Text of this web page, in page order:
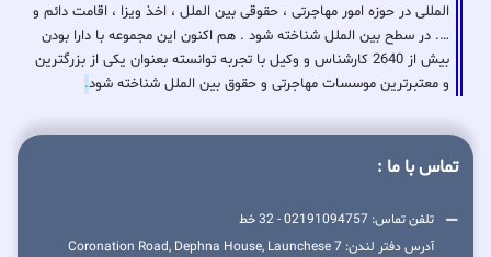
المللی در حوزه امور مهاجرتی ، حقوقی بین الملل ، اخذ ویزا ، اقامت دائم و
…. در سطح بین الملل شناخته شود . هم اکنون این مجموعه با دارا بودن
بیش از 2640 کارشناس و وکیل با تجربه توانسته بعنوان یکی از بزرگترین
و معتبرترین موسسات مهاجرتی و حقوق بین الملل شناخته شود.
تماس با ما :
تلفن تماس: 02191094757 - 32 خط
آدرس دفتر لندن: 7 Coronation Road, Dephna House, Launchese